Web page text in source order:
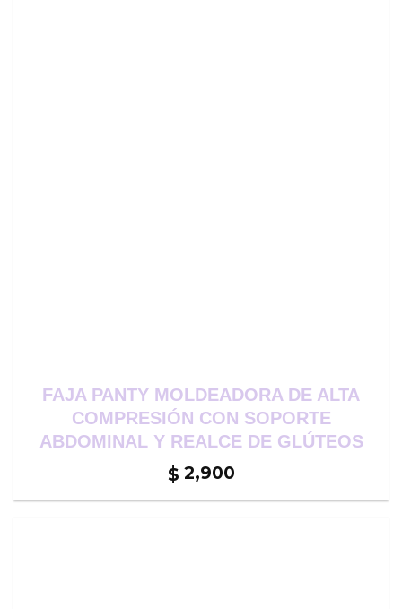
FAJA PANTY MOLDEADORA DE ALTA
COMPRESIÓN CON SOPORTE
ABDOMINAL Y REALCE DE GLÚTEOS
$ 2,900